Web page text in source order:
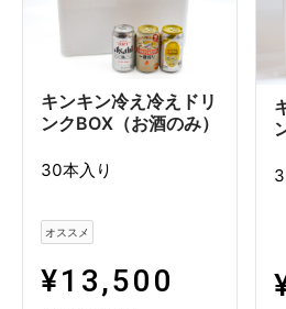
キンキン冷え冷えドリ
ンクBOX（お酒のみ）
30本入り
オススメ
¥13,500